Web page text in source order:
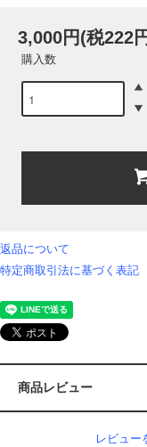
3,000円(税222
購入数
返品について
特定商取引法に基づく表記
商品レビュー
レビュー